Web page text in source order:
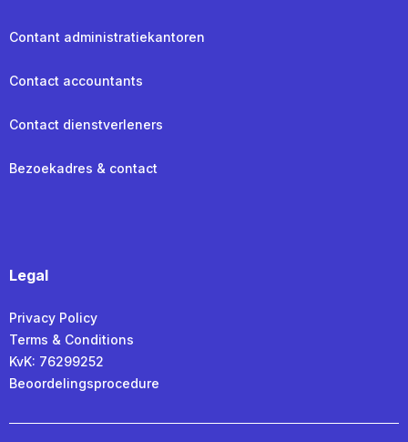
Contant administratiekantoren
Contact accountants
Contact dienstverleners
Bezoekadres & contact
Legal
Privacy Policy
Terms & Conditions
KvK: 76299252
Beoordelingsprocedure